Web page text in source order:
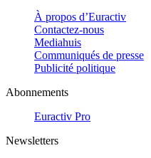
À propos d’Euractiv
Contactez-nous
Mediahuis
Communiqués de presse
Publicité politique
Abonnements
Euractiv Pro
Newsletters